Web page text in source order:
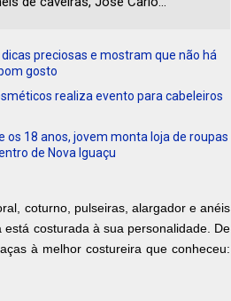
preciosas e mostram que não há
gosto
realiza evento para cabeleiros
os 18 anos, jovem monta loja de roupas
de Nova Iguaçu
coturno, pulseiras, alargador e anéis
costurada à sua personalidade. De
à melhor costureira que conheceu: